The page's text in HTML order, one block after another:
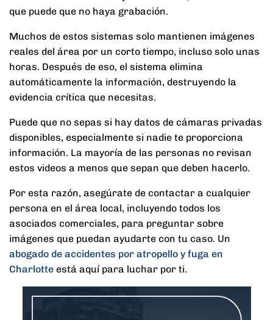
que puede que no haya grabación.
Muchos de estos sistemas solo mantienen imágenes
reales del área por un corto tiempo, incluso solo unas
horas. Después de eso, el sistema elimina
automáticamente la información, destruyendo la
evidencia crítica que necesitas.
Puede que no sepas si hay datos de cámaras privadas
disponibles, especialmente si nadie te proporciona
información. La mayoría de las personas no revisan
estos videos a menos que sepan que deben hacerlo.
Por esta razón, asegúrate de contactar a cualquier
persona en el área local, incluyendo todos los
asociados comerciales, para preguntar sobre
imágenes que puedan ayudarte con tu caso. Un
abogado de accidentes por atropello y fuga en
Charlotte está aquí para luchar por ti.